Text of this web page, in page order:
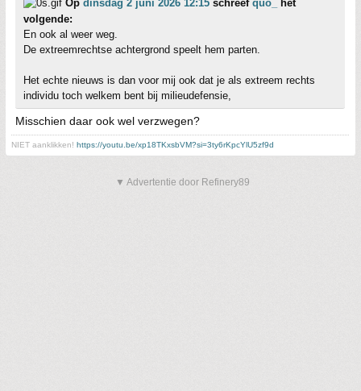
Op dinsdag 2 juni 2026 12:15 schreef quo_
het
volgende:
En ook al weer weg.
De extreemrechtse achtergrond speelt hem parten.
Het echte nieuws is dan voor mij ook dat je als extreem rechts
individu toch welkem bent bij milieudefensie,
Misschien daar ook wel verzwegen?
NIET aanklikken! https://youtu.be/xp18TKxsbVM?si=3ty6rKpcYlU5zf9d
▼ Advertentie door Refinery89